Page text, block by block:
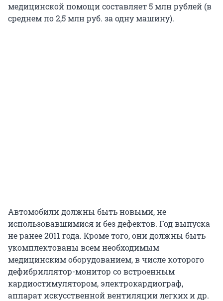
медицинской помощи составляет 5 млн рублей (в
среднем по 2,5 млн руб. за одну машину).
Автомобили должны быть новыми, не
использовавшимися и без дефектов. Год выпуска
не ранее 2011 года. Кроме того, они должны быть
укомплектованы всем необходимым
медицинским оборудованием, в числе которого
дефибриллятор-монитор со встроенным
кардиостимулятором, электрокардиограф,
аппарат искусственной вентиляции легких и др.